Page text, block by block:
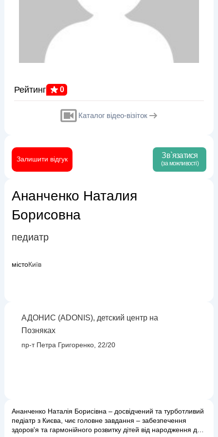
Рейтинг 0
Каталог відео-візіток
Залишити відгук Зв`язатися
(за можливості)
Ананченко Наталия
Борисовна
педиатр
містоКиїв
АДОНИС (ADONIS), детский центр на
Позняках
пр-т Петра Григоренко, 22/20
Ананченко Наталія Борисівна – досвідчений та турботливий
педіатр з Києва, чиє головне завдання – забезпечення
здоров'я та гармонійного розвитку дітей від народження до